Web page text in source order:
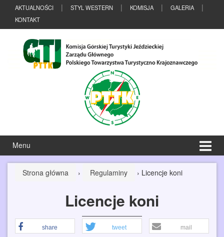
Przeskocz
treści
Przejdź
menu
AKTUALNOŚCI STYL WESTERN KOMISJA
GALERIA
KONTAKT
Menu
Strona główna › Regulaminy › Licencje koni
Licencje koni
share tweet mail